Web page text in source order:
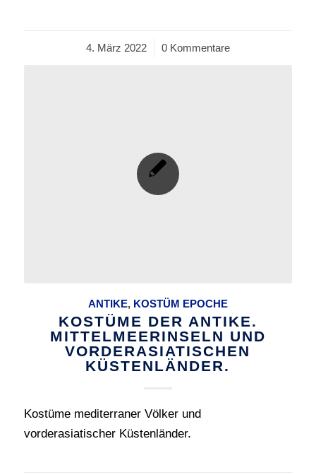
4. März 2022
/ 0 Kommentare
ANTIKE, KOSTÜM EPOCHE
KOSTÜME DER ANTIKE.
MITTELMEERINSELN UND
VORDERASIATISCHEN
KÜSTENLÄNDER.
Kostüme mediterraner Völker und
vorderasiatischer Küstenländer.